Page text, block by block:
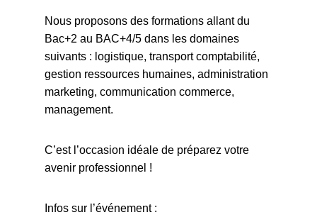
Nous proposons des formations allant du
Bac+2 au BAC+4/5 dans les domaines
suivants : logistique, transport comptabilité,
gestion ressources humaines, administration
marketing, communication commerce,
management.
C’est l’occasion idéale de préparez votre
avenir professionnel !
Infos sur l’événement :